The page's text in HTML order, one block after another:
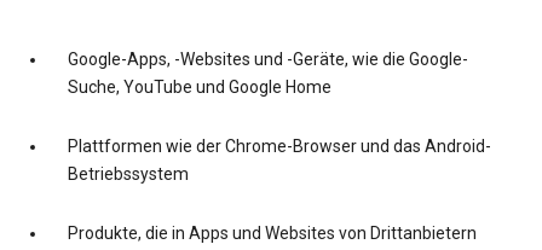
Google-Apps, -Websites und -Geräte, wie die Google-
Suche, YouTube und Google Home
Plattformen wie der Chrome-Browser und das Android-
Betriebssystem
Produkte, die in Apps und Websites von Drittanbietern